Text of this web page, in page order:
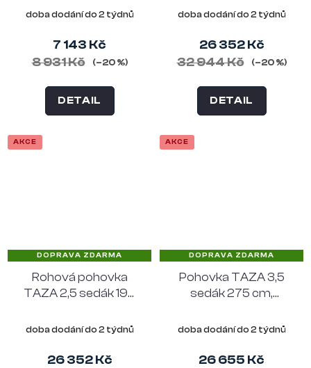
doba dodání do 2 týdnů
7 143 Kč
8 931 Kč
(–20 %)
DETAIL
polyester, písková
doba dodání do 2 týdnů
26 352 Kč
32 944 Kč
(–20 %)
DETAIL
AKCE
DOPRAVA ZDARMA
Rohová pohovka
TAZA 2,5 sedák 190
polyester, písková
doba dodání do 2 týdnů
26 352 Kč
AKCE
DOPRAVA ZDARMA
Pohovka TAZA 3,5
sedák 275 cm,
doba dodání do 2 týdnů
26 655 Kč